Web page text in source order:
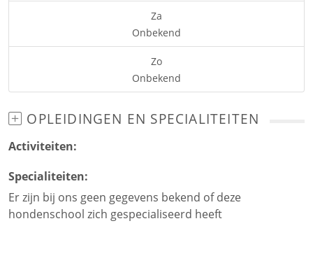
Za
Onbekend
Zo
Onbekend
OPLEIDINGEN EN SPECIALITEITEN
Activiteiten:
Specialiteiten:
Er zijn bij ons geen gegevens bekend of deze
hondenschool zich gespecialiseerd heeft